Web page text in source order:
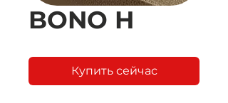
BONO H
Купить сейчас